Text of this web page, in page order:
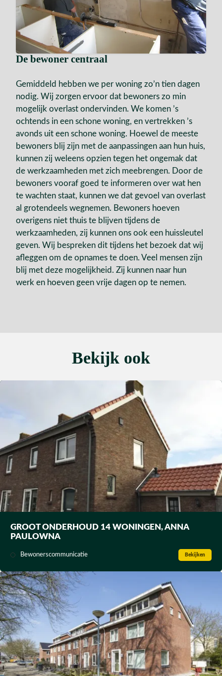
De bewoner centraal
Gemiddeld hebben we per woning zo’n tien dagen
nodig. Wij zorgen ervoor dat bewoners zo min
mogelijk overlast ondervinden. We komen ’s
ochtends in een schone woning, en vertrekken ’s
avonds uit een schone woning. Hoewel de meeste
bewoners blij zijn met de aanpassingen aan hun huis,
kunnen zij weleens opzien tegen het ongemak dat
de werkzaamheden met zich meebrengen. Door de
bewoners vooraf goed te informeren over wat hen
te wachten staat, kunnen we dat gevoel van overlast
al grotendeels wegnemen. Bewoners hoeven
overigens niet thuis te blijven tijdens de
werkzaamheden, zij kunnen ons ook een huissleutel
geven. Wij bespreken dit tijdens het bezoek dat wij
afleggen om de opnames te doen. Veel mensen zijn
blij met deze mogelijkheid. Zij kunnen naar hun
werk en hoeven geen vrije dagen op te nemen.
Bekijk ook
GROOT ONDERHOUD 14 WONINGEN, ANNA
PAULOWNA
Bewonerscommunicatie Bekijken